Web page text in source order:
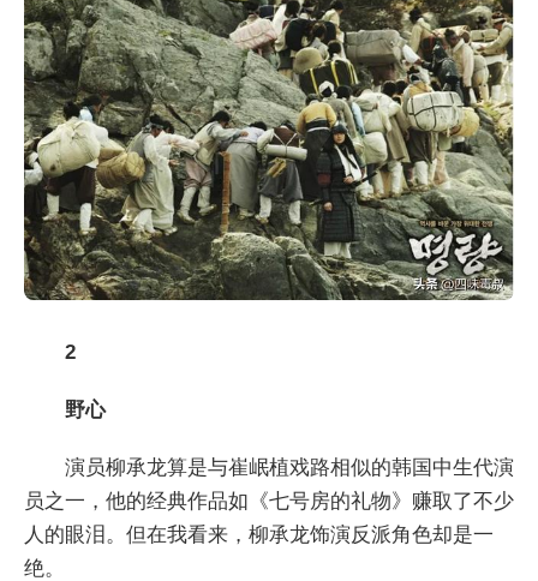
2
野心
演员柳承龙算是与崔岷植戏路相似的韩国中生代演
员之一，他的经典作品如《七号房的礼物》赚取了不少
人的眼泪。但在我看来，柳承龙饰演反派角色却是一
绝。